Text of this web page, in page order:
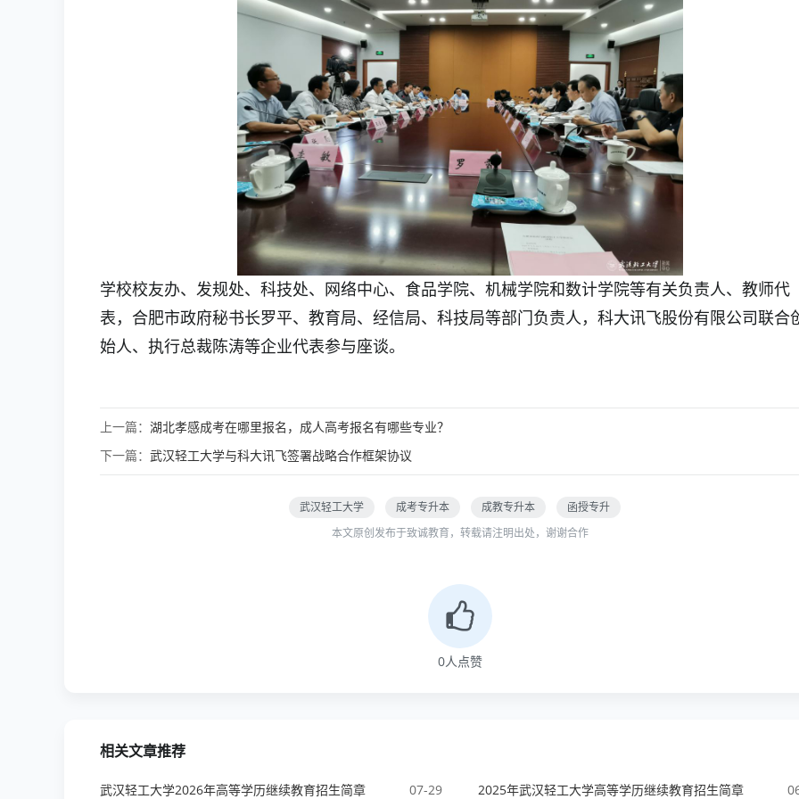
学校校友办、发规处、科技处、网络中心、食品学院、机械学院和数计学院等有关负责人、教师代
表，合肥市政府秘书长罗平、教育局、经信局、科技局等部门负责人，科大讯飞股份有限公司联合
始人、执行总裁陈涛等企业代表参与座谈。
上一篇： 湖北孝感成考在哪里报名，成人高考报名有哪些专业？
下一篇： 武汉轻工大学与科大讯飞签署战略合作框架协议
武汉轻工大学 成考专升本 成教专升本
函授专升
本文原创发布于致诚教育，转载请注明出处，谢谢合作
0人点赞
相关文章推荐
07-29
武汉轻工大学2026年高等学历继续教育招生简章 2025年武汉轻工大学高等学历继续教育招生简章